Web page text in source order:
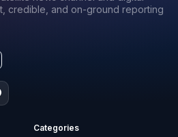
credible, and on-ground reporting
Categories